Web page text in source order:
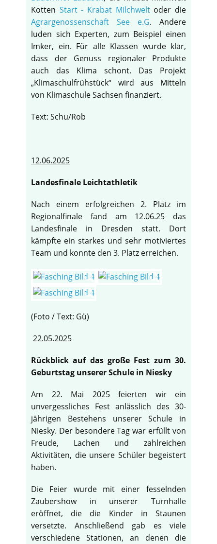
Kotten Start - Krabat Milchweltoder die
Agrargenossenschaft See e.G. Andere
luden sich Experten, zum Beispiel einen
Imker, ein. Für alle Klassen wurde klar,
dass der Genuss regionaler Produkte
auch das Klima schont. Das Projekt
„Klimaschulfrühstück“ wird aus Mitteln
von Klimaschule Sachsen finanziert.
Text: Schu/Rob
12.06.2025
Landesfinale Leichtathletik
Nach einem erfolgreichen 2. Platz im
Regionalfinale fand am 12.06.25 das
Landesfinale in Dresden statt. Dort
kämpfte ein starkes und sehr motiviertes
Team und konnte den 3. Platz erreichen.
(Foto / Text: Gü)
22.05.2025
Rückblick auf das große Fest zum 30.
Geburtstag unserer Schule in Niesky
Am 22. Mai 2025 feierten wir ein
unvergessliches Fest anlässlich des 30-
jährigen Bestehens unserer Schule in
Niesky. Der besondere Tag war erfüllt von
Freude, Lachen und zahlreichen
Aktivitäten, die unsere Schüler begeistert
haben.
Die Feier wurde mit einer fesselnden
Zaubershow in unserer Turnhalle
eröffnet, die die Kinder in Staunen
versetzte. Anschließend gab es viele
verschiedene Stationen, an denen die